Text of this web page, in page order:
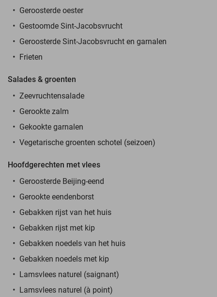
Geroosterde oester
Gestoomde Sint-Jacobsvrucht
Geroosterde Sint-Jacobsvrucht en garnalen
Frieten
Salades & groenten
Zeevruchtensalade
Gerookte zalm
Gekookte garnalen
Vegetarische groenten schotel (seizoen)
Hoofdgerechten met vlees
Geroosterde Beijing-eend
Gerookte eendenborst
Gebakken rijst van het huis
Gebakken rijst met kip
Gebakken noedels van het huis
Gebakken noedels met kip
Lamsvlees naturel (saignant)
Lamsvlees naturel (à point)